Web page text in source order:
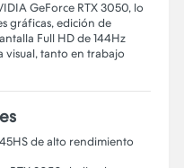
GeForce RTX 3050, lo
gráficas, edición de
Full HD de 144Hz
visual, tanto en trabajo
de alto rendimiento